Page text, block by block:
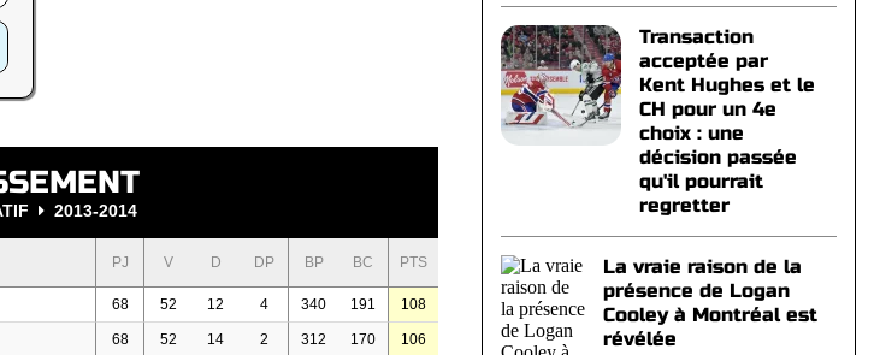
2013-2014
PJ V D DP BP BC PTS
68 52 12 4 340 191 108
68 52 14 2 312 170 106
Transaction
acceptée par
Kent Hughes et le
CH pour un 4e
choix : une
décision passée
qu'il pourrait
regretter
La vraie raison de la
présence de Logan
Cooley à Montréal est
révélée